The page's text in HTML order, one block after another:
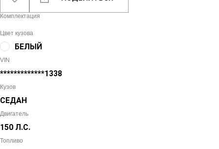
Комплектация
Цвет кузова
БЕЛЫЙ
VIN
*************1338
Кузов
СЕДАН
Двигатель
150 Л.С.
Топливо